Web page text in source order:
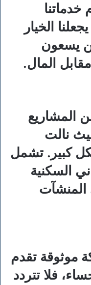
خدماتنا
الخيار
يسعون
المال.
المشاريع
نالت
كبير. تشمل
السكنية
المنشآت
موثوقة تقدم
فلا تتردد